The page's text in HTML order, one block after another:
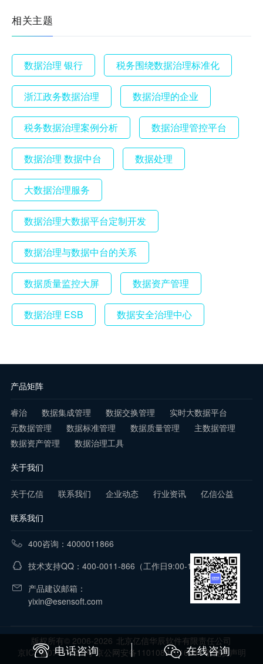
相关主题
数据治理 银行 税务围绕数据治理标准化
浙江政务数据治理 数据治理的企业
税务数据治理案例分析 数据治理管控平台
数据治理 数据中台 数据处理
大数据治理服务
数据治理大数据平台定制开发
数据治理与数据中台的关系
数据质量监控大屏 数据资产管理
数据治理 ESB 数据安全治理中心
产品矩阵
睿治 数据集成管理 数据交换管理
实时大数据平台
元数据管理
数据标准管理 数据质量管理
主数据管理
数据资产管理
数据治理工具
关于我们
关于亿信 联系我们 企业动态 行业资讯 亿信公益
联系我们
400咨询：4000011866
技术支持QQ：400-0011-866 （工作日9:00-18:00）
产品建议邮箱：
yixin@esensoft.com
版权所有© 2006-2026 北京亿信华辰软件有限责任公司
京ICP备07017321号 京公网安备11010802016281号 免责声明
电话咨询 在线咨询